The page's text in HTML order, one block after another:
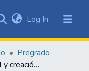
Log In (current)
Pregrado
Consumo cultural y creación musical juvenil: el caso de un grupo de jóvenes músicos adscritos al centro comunitario fe y alegría del barrio El Vallado del Distrito de Aguablanca en la Ciudad de Cali